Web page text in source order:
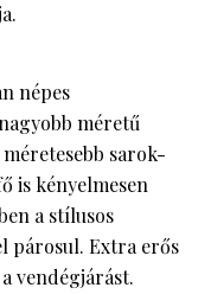
népes
méretű
sarok-
is kényelmesen
a stílusos
párosul. Extra erős
vendégjárást.